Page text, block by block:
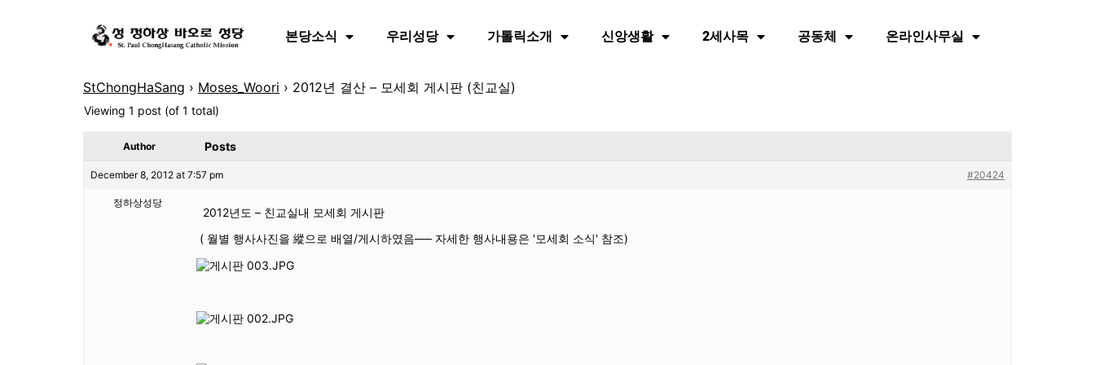
본당소식 우리성당 가톨릭소개 신앙생활 2세사목 공동체 온라인사무실
StChongHaSang › Moses_Woori › 2012년 결산 – 모세회 게시판 (친교실)
Viewing 1 post (of 1 total)
Author Posts
December 8, 2012 at 7:57 pm #20424
정하상성당
2012년도 – 친교실내 모세회 게시판
( 월별 행사사진을 縱으로 배열/게시하였음—– 자세한 행사내용은 '모세회 소식' 참조)